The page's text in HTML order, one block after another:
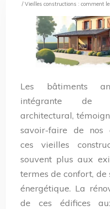
/ Vieilles constructions : comment
Les bâtiments
intégrante de
architectural,
savoir-faire de nos
ces vieilles
souvent plus aux
termes de confort, de
énergétique. La
de ces édifices